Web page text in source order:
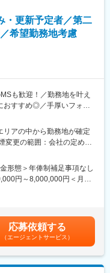
まま活かしていただきま
をご提案いたします。
メリット】
れます！
れば「当たり前」も異なり
する営業は約20名程度で
きる距離感です。
ひ頼ってください。
みの部分です。
・更新予定者／第二
希望勤務地考慮
も歓迎！／勤務地を叶え
すすめ◎／手厚いフォロ
OK）をお待ちしておりま
境です。外資製薬メーカー
最先端の医薬品に携われる
します。日々の仕事の悩
として活躍をサポートしま
ために様々な研修をご用意
リアの中から勤務地が確定
変更の範囲：会社の定める
形態＞年俸制補足事項なし
円～8,000,000円＜月額
はあくまでも目安の金額で
ります。月給(月額)は固定
応募依頼する
（エージェントサービス）